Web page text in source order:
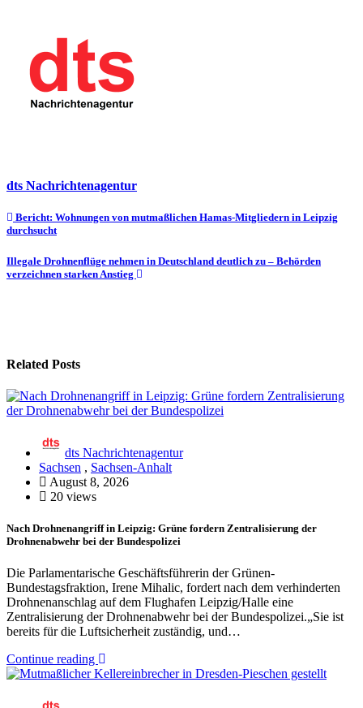
dts Nachrichtenagentur
Beitragsnavigation
Bericht: Wohnungen von mutmaßlichen Hamas-Mitgliedern in Leipzig
durchsucht
Illegale Drohnenflüge nehmen in Deutschland deutlich zu – Behörden
verzeichnen starken Anstieg
Related Posts
dts Nachrichtenagentur
Sachsen , Sachsen-Anhalt
August 8, 2026
20 views
Nach Drohnenangriff in Leipzig: Grüne fordern Zentralisierung der
Drohnenabwehr bei der Bundespolizei
Die Parlamentarische Geschäftsführerin der Grünen-
Bundestagsfraktion, Irene Mihalic, fordert nach dem verhinderten
Drohnenanschlag auf dem Flughafen Leipzig/Halle eine
Zentralisierung der Drohnenabwehr bei der Bundespolizei.„Sie ist
bereits für die Luftsicherheit zuständig, und…
Continue reading